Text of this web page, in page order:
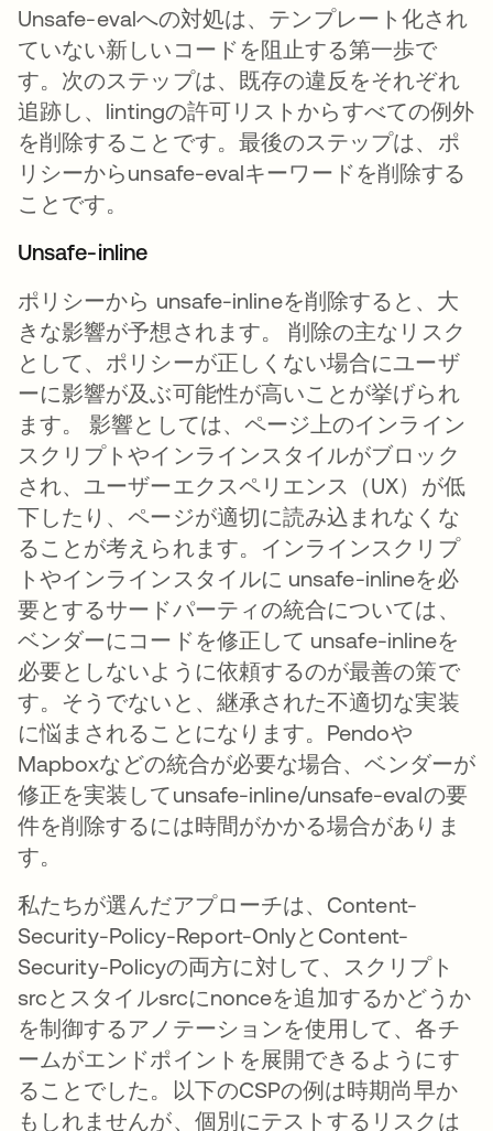
Unsafe-evalへの対処は、テンプレート化され
ていない新しいコードを阻止する第一歩で
す。次のステップは、既存の違反をそれぞれ
追跡し、lintingの許可リストからすべての例外
を削除することです。最後のステップは、ポ
リシーからunsafe-evalキーワードを削除する
ことです。
Unsafe-inline
ポリシーから unsafe-inlineを削除すると、大
きな影響が予想されます。 削除の主なリスク
として、ポリシーが正しくない場合にユーザ
ーに影響が及ぶ可能性が高いことが挙げられ
ます。 影響としては、ページ上のインライン
スクリプトやインラインスタイルがブロック
され、ユーザーエクスペリエンス（UX）が低
下したり、ページが適切に読み込まれなくな
ることが考えられます。インラインスクリプ
トやインラインスタイルに unsafe-inlineを必
要とするサードパーティの統合については、
ベンダーにコードを修正して unsafe-inlineを
必要としないように依頼するのが最善の策で
す。そうでないと、継承された不適切な実装
に悩まされることになります。Pendoや
Mapboxなどの統合が必要な場合、ベンダーが
修正を実装してunsafe-inline/unsafe-evalの要
件を削除するには時間がかかる場合がありま
す。
私たちが選んだアプローチは、Content-
Security-Policy-Report-OnlyとContent-
Security-Policyの両方に対して、スクリプト
srcとスタイルsrcにnonceを追加するかどうか
を制御するアノテーションを使用して、各チ
ームがエンドポイントを展開できるようにす
ることでした。以下のCSPの例は時期尚早か
もしれませんが、個別にテストするリスクは